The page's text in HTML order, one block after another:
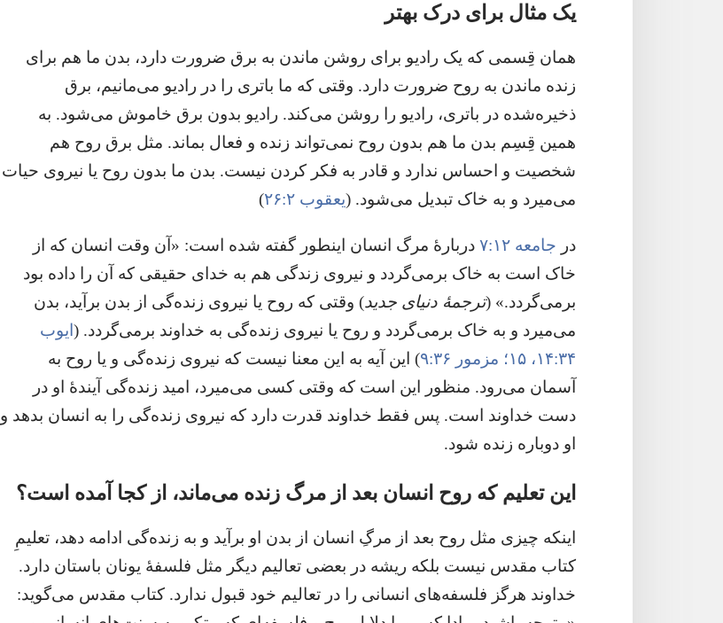
یک مثال برای درک بهتر
همان قِسمی که یک رادیو برای روشن ماندن به برق ضرورت دارد،‏ بدن ما هم برای
زنده ماندن به روح ضرورت دارد.‏ وقتی که ما باتری را در رادیو می‌مانیم،‏ برق
ذخیره‌شده در باتری،‏ رادیو را روشن می‌کند.‏ رادیو بدون برق خاموش می‌شود.‏ به
همین قِسِم بدن ما هم بدون روح نمی‌تواند زنده و فعال بماند.‏ مثل برق روح هم
شخصیت و احساس ندارد و قادر به فکر کردن نیست.‏ بدن ما بدون روح یا نیروی حیات
می‌میرد و به خاک تبدیل می‌شود.‏ (‏یعقوب ۲:‏۲۶ ‏)‏
در جامعه ۱۲:‏۷
دربارهٔ مرگ انسان اینطور گفته شده است:‏ «آن وقت انسان که از
خاک است به خاک برمی‌گردد و نیروی زندگی هم به خدای حقیقی که آن را داده بود
برمی‌گردد.‏» (‏ترجمهٔ دنیای جدید‏)‏ وقتی که روح یا نیروی زنده‌گی از بدن برآید،‏ بدن
می‌میرد و به خاک برمی‌گردد و روح یا نیروی زنده‌گی به خداوند برمی‌گردد.‏ (‏ایوب
۳۴:‏۱۴،‏ ۱۵؛‏
مزمور ۳۶:‏۹
‏)‏ این آیه به این معنا نیست که نیروی زنده‌گی و یا روح به
آسمان می‌رود.‏ منظور این است که وقتی کسی می‌میرد،‏ امید زنده‌گی آیندهٔ او در
دست خداوند است.‏ پس فقط خداوند قدرت دارد که نیروی زنده‌گی را به انسان بدهد و
او دوباره زنده شود.‏
این تعلیم که روح انسان بعد از مرگ زنده می‌ماند،‏ از کجا آمده است؟‏
اینکه چیزی مثل روح بعد از مرگِ انسان از بدن او برآید و به زنده‌گی ادامه دهد،‏ تعلیمِ
کتاب مقدس نیست بلکه ریشه در بعضی تعالیم دیگر مثل فلسفهٔ یونان باستان دارد.‏
خداوند هرگز فلسفه‌های انسانی را در تعالیم خود قبول ندارد.‏ کتاب مقدس می‌گوید:‏